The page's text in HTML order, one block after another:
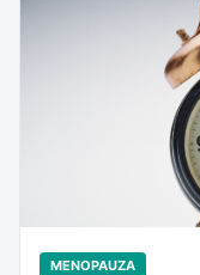
MENOPAUZA